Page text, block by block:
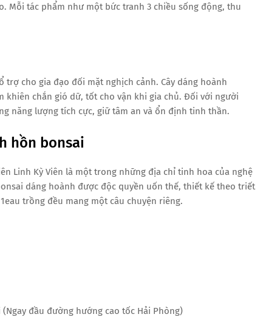
Mỗi tác phẩm như một bức tranh 3 chiều sống động, thu
cho gia đạo đối mặt nghịch cảnh. Cây dáng hoành
chắn gió dữ, tốt cho vận khi gia chủ. Đối với người
năng lượng tích cực, giữ tâm an và ổn định tinh thần.
hồn bonsai
Linh Kỳ Viên là một trong những địa chỉ tinh hoa của nghệ
dáng hoành được độc quyền uốn thế, thiết kế theo triết
trồng đều mang một câu chuyện riêng.
đầu đường hướng cao tốc Hải Phòng)